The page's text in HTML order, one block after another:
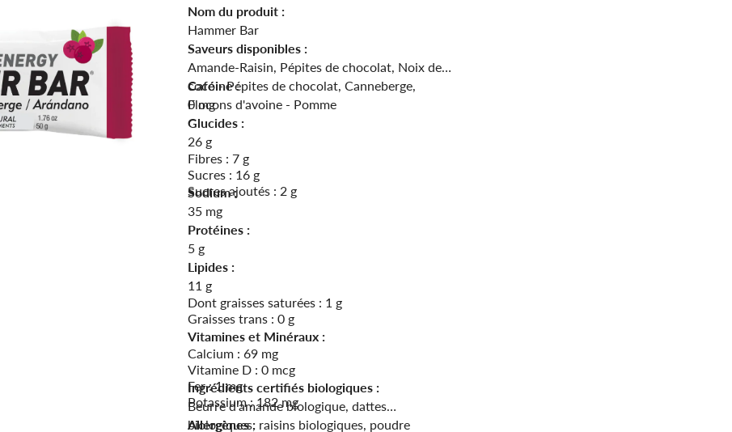
Nom du produit :
Hammer Bar
Saveurs disponibles :
Amande-Raisin, Pépites de chocolat, Noix de
coco - Pépites de chocolat, Canneberge,
Flocons d'avoine - Pomme
Caféine :
0 mg
Glucides :
26 g
Fibres : 7 g
Sucres : 16 g
Sucres ajoutés : 2 g
Sodium :
35 mg
Protéines :
5 g
Lipides :
11 g
Dont graisses saturées : 1 g
Graisses trans : 0 g
Vitamines et Minéraux :
Calcium : 69 mg
Vitamine D : 0 mcg
Fer : 1 mg
Potassium : 182 mg
Ingrédients certifiés biologiques :
Beurre d’amande biologique, dattes
biologiques, raisins biologiques, poudre
Allergènes :